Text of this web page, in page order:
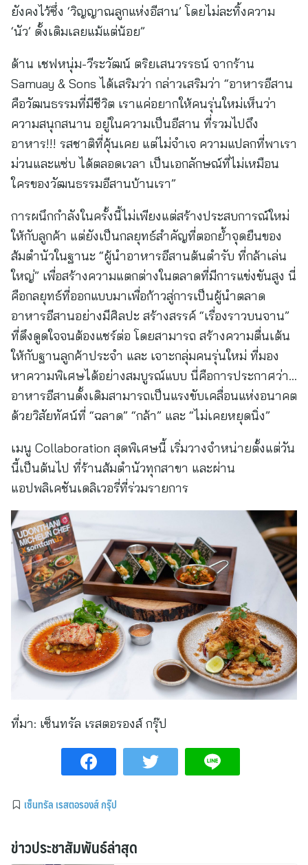
ยังคงไว้ซึ่ง ‘วิญญาณลูกแห่งอีสาน’ โดยไม่ละทิ้งความ
‘นัว’ ดั้งเดิมเลยแม้แต่น้อย”
ด้าน เชฟหนุ่ม-วีระวัฒน์ ตริยเสนวรรธน์ จากร้าน
Samuay & Sons ได้เสริมว่า กล่าวเสริมว่า “อาหารอีสาน
คือวัฒนธรรมที่มีชีวิต เราแค่อยากให้คนรุ่นใหม่เห็นว่า
ความสนุกสนาน อยู่ในความเป็นอีสาน ที่รวมไปถึง
อาหาร!!! รสชาติที่คุ้นเคย แต่ไม่จำเจ ความแปลกที่พาเรา
ม่วนและแซ่บ ได้ตลอดเวลา เป็นเอกลักษณ์ที่ไม่เหมือน
ใครของวัฒนธรรมอีสานบ้านเรา”
การผนึกกำลังในครั้งนี้ไม่เพียงแต่สร้างประสบการณ์ใหม่
ให้กับลูกค้า แต่ยังเป็นกลยุทธ์สำคัญที่ตอกย้ำจุดยืนของ
ส้มตำนัวในฐานะ “ผู้นำอาหารอีสานต้นตำรับ ที่กล้าเล่น
ใหญ่” เพื่อสร้างความแตกต่างในตลาดที่มีการแข่งขันสูง นี่
คือกลยุทธ์ที่ออกแบบมาเพื่อก้าวสู่การเป็นผู้นำตลาด
อาหารอีสานอย่างมีศิลปะ สร้างสรรค์ “เรื่องราวบนจาน”
ที่ดึงดูดใจจนต้องแชร์ต่อ โดยสามารถ สร้างความตื่นเต้น
ให้กับฐานลูกค้าประจำ และ เจาะกลุ่มคนรุ่นใหม่ ที่มอง
หาความพิเศษได้อย่างสมบูรณ์แบบ นี่คือการประกาศว่า…
อาหารอีสานดั้งเดิมสามารถเป็นแรงขับเคลื่อนแห่งอนาคต
ด้วยวิสัยทัศน์ที่ “ฉลาด” “กล้า” และ “ไม่เคยหยุดนิ่ง”
เมนู Collaboration สุดพิเศษนี้ เริ่มวางจำหน่ายตั้งแต่วัน
นี้เป็นต้นไป ที่ร้านส้มตำนัวทุกสาขา และผ่าน
แอปพลิเคชันเดลิเวอรี่ที่ร่วมรายการ
ที่มา: เซ็นทรัล เรสตอรองส์ กรุ๊ป
เซ็นทรัล เรสตอรองส์ กรุ๊ป
ข่าวประชาสัมพันธ์ล่าสุด